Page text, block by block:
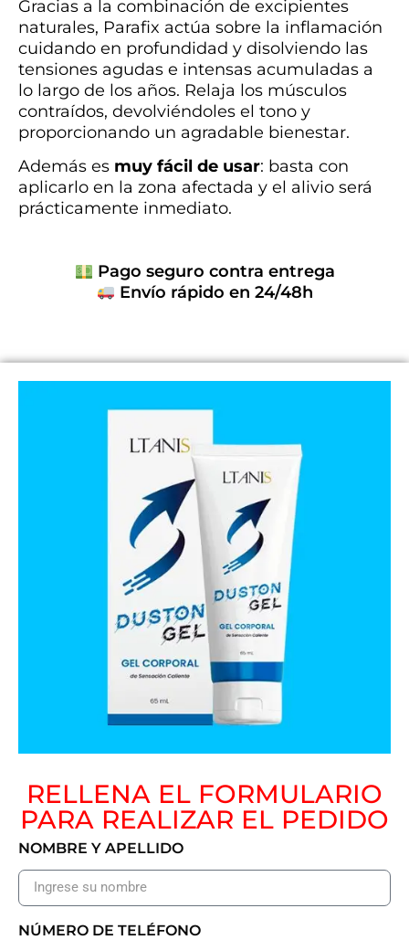
Gracias a la combinación de excipientes
naturales, Parafix actúa sobre la inflamación
cuidando en profundidad y disolviendo las
tensiones agudas e intensas acumuladas a
lo largo de los años. Relaja los músculos
contraídos, devolviéndoles el tono y
proporcionando un agradable bienestar.
Además es muy fácil de usar: basta con
aplicarlo en la zona afectada y el alivio será
prácticamente inmediato.
Pago seguro contra entrega
Envío rápido en 24/48h
RELLENA EL FORMULARIO
PARA REALIZAR EL PEDIDO
NOMBRE Y APELLIDO
NÚMERO DE TELÉFONO